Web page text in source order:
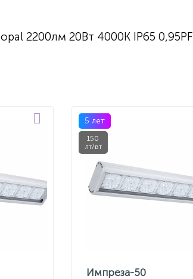
2200лм 20Вт 4000K IP65 0,95PF
5 лет
150
лт/вт
Импреза-50